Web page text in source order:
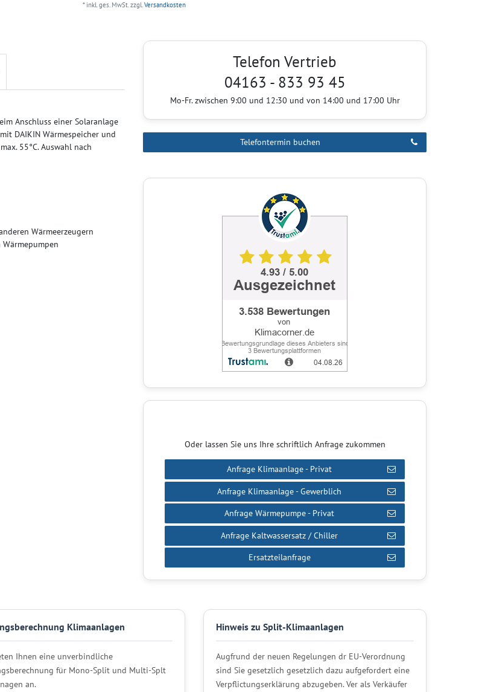
* inkl. ges. MwSt. zzgl.Versandkosten
Anschluss einer Solaranlage
DAIKIN Wärmespeicher und
55°C. Auswahl nach
Wärmeerzeugern
Telefon Vertrieb
04163 - 833 93 45
Mo-Fr. zwischen 9:00 und 12:30 und von 14:00 und 17:00 Uhr
Telefontermin buchen
Oder lassen Sie uns Ihre schriftlich Anfrage zukommen
Anfrage Klimaanlage - Privat
Anfrage Klimaanlage - Gewerblich
Anfrage Wärmepumpe - Privat
Anfrage Kaltwassersatz / Chiller
Ersatzteilanfrage
Klimaanlagen
Ihnen eine unverbindliche
für Mono-Split und Multi-Splt
an.
Hinweis zu Split-Klimaanlagen
Augfrund der neuen Regelungen dr EU-Verordnung
sind Sie gesetzlich gesetzlich dazu aufgefordert eine
Verpflictungserklärung abzugeben. Ver als Verkäufer